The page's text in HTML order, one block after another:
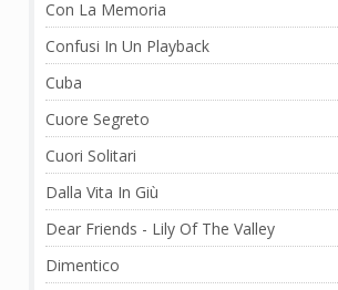
Con La Memoria
Confusi In Un Playback
Cuba
Cuore Segreto
Cuori Solitari
Dalla Vita In Giù
Dear Friends - Lily Of The Valley
Dimentico